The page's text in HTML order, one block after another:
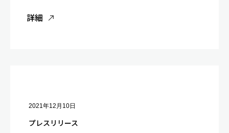
詳細
2021年12月10日
プレスリリース